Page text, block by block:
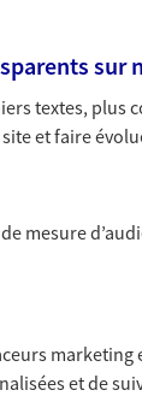
sur
textes, plus
et faire
de mesure
marketing
et de